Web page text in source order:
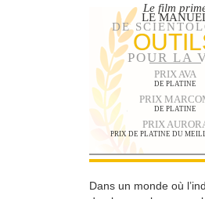
Le film
LE
DE
POUR LA
PRIX AVA
DE PLATINE
PRIX
DE PLATINE
PRIX
PRIX DE PLATINE DU
Dans un monde où